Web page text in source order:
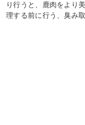
り行うと、鹿肉をより
理する前に行う、臭み